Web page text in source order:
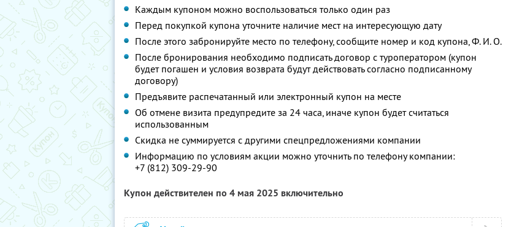
Каждым купоном можно воспользоваться только один раз
Перед покупкой купона уточните наличие мест на интересующую дату
После этого забронируйте место по телефону, сообщите номер и код купона,Ф. И. О.
После бронирования необходимо подписать договор с туроператором (купон
будет погашен и условия возврата будут действовать согласно подписанному
договору)
Предъявите распечатанный или электронный купон на месте
Об отмене визита предупредите за 24 часа, иначе купон будет считаться
использованным
Скидка не суммируется с другими спецпредложениями компании
Информацию по условиям акции можно уточнить по телефону компании:
+7 (812) 309-29-90
Купон действителен по 4 мая 2025 включительно